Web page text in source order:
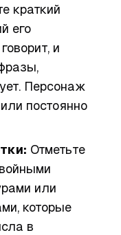
краткий
его
и
Персонаж
постоянно
Отметьте
или
которые
в